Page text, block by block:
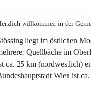
willkommen in der
liegt im östlichen
Quellbäche im
ca. 25 km (nordwestlich)
Wien ist